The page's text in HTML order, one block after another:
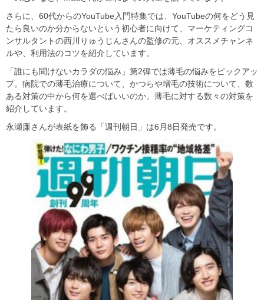
さらに、60代からのYouTube入門特集では、YouTubeの何をどう見
たら良いのか分からないという初心者に向けて、マーケティングコ
ンサルタントの西川りゅうじんさんの監修の元、オススメチャンネ
ルや、利用法のコツを紹介しています。
「誰にも聞けないカラダの悩み」第2弾では薄毛の悩みをピックアッ
プ。病院での薄毛治療について、かつらや増毛の技術について、数
ある対策の中から何を選べばいいのか。薄毛に対する数々の対策を
紹介しています。
永瀬廉さんが表紙を飾る「週刊朝日」は6月8日発売です。